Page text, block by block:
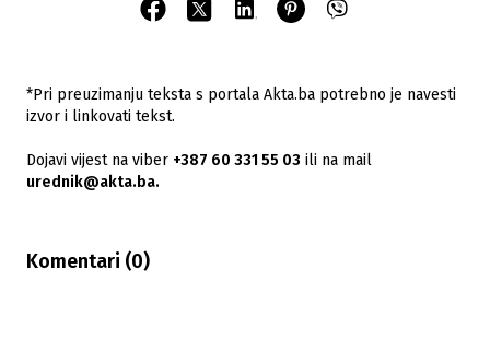
*Pri preuzimanju teksta s portala Akta.ba potrebno je navesti
izvor i linkovati tekst.
Dojavi vijest na viber +387 60 331 55 03 ili na mail
urednik@akta.ba.
Komentari (0)